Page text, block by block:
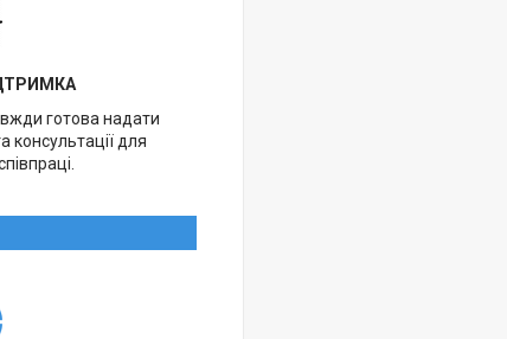
готова надати
консультації для